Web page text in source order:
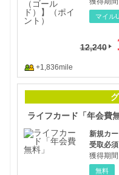
マイル
12,240
+1,836mile
ライフカード「年会費
新規カ
受取必須
獲得期間
無料